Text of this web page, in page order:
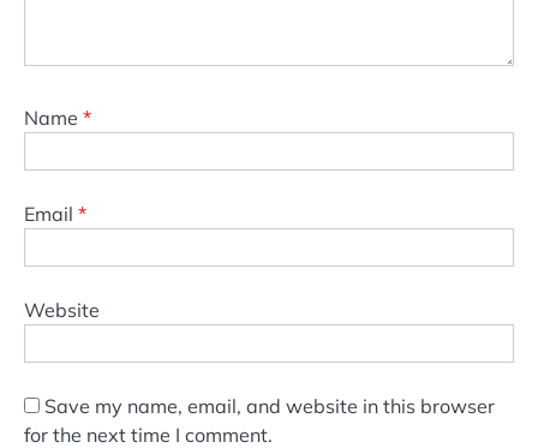
Name *
Email *
Website
Save my name, email, and website in this browser
for the next time I comment.